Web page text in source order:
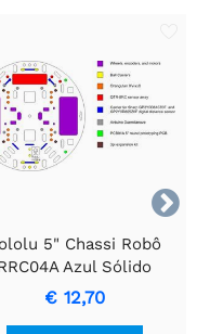

5" Chassi Robô
Azul Sólido
€ 12,70